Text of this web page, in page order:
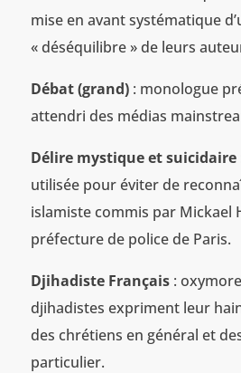
mise en avant systématique
« déséquilibre » de leurs
Débat (grand): monologue
attendri des médias
Délire mystique et suicidaire
utilisée pour éviter de
islamiste commis par Mickael
préfecture de police de Paris.
Djihadiste Français:
djihadistes expriment leur
des chrétiens en général et
particulier.